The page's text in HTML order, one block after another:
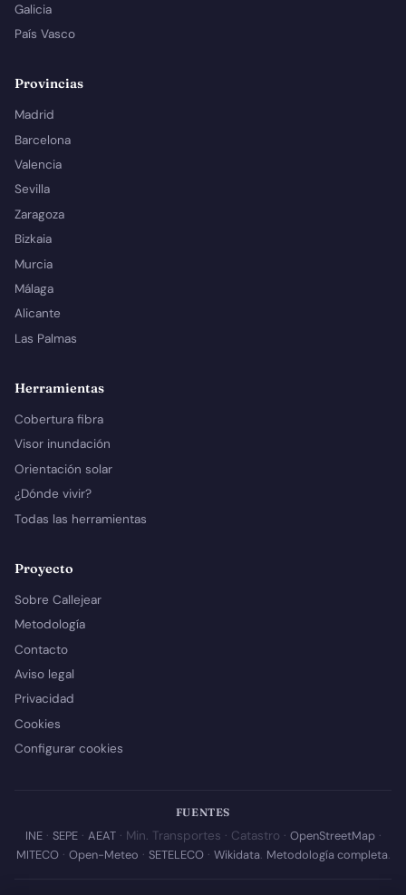
Galicia
País Vasco
Provincias
Madrid
Barcelona
Valencia
Sevilla
Zaragoza
Bizkaia
Murcia
Málaga
Alicante
Las Palmas
Herramientas
Cobertura fibra
Visor inundación
Orientación solar
¿Dónde vivir?
Todas las herramientas
Proyecto
Sobre Callejear
Metodología
Contacto
Aviso legal
Privacidad
Cookies
Configurar cookies
FUENTES
INE· SEPE· AEAT· Min. Transportes · Catastro · OpenStreetMap·
MITECO· Open-Meteo · SETELECO· Wikidata. Metodología completa.